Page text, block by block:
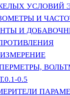
УСЛОВИЙ
И
И
0.5